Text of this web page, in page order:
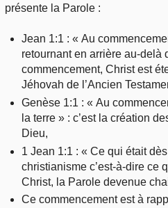
présente la Parole :
Jean 1:1 : « Au
retournant en arrière au-delà
commencement, Christ est
Jéhovah de l’Ancien
Genèse 1:1 : « Au
la terre » : c’est la création
Dieu,
1 Jean 1:1 : « Ce qui était
christianisme c’est-à-dire ce
Christ, la Parole devenue
Ce commencement est à